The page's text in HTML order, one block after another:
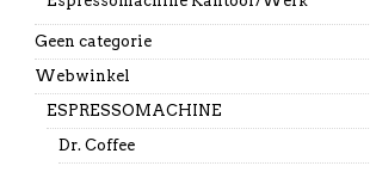
Geen categorie
Webwinkel
ESPRESSOMACHINE
Dr. Coffee